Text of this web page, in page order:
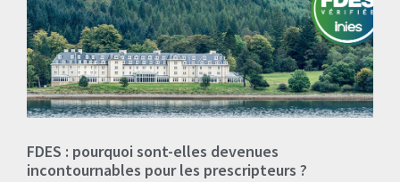
FDES : pourquoi sont-elles devenues
incontournables pour les prescripteurs ?